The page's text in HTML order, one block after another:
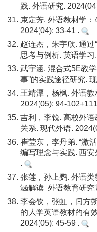
践. 外语研究.
31. 束定芳. 外语教材学
2024(04): 33-41 .
32. 赵连杰，朱宇欣. 通过
思考与例析. 英语学习
33. 武宇涵. 混合式5E教
事”的实践途径研究.
34. 王靖潭，杨枫. 外语
2024(05): 94-
35. 吉利，李锐. 高校外
关系. 现代外语.
36. 崔莹东，李丹弟. “激
编写理念与实践. 西
.
37. 张莲，孙上鹦. 外语
涵解读. 外语教育研究
38. 李会钦，张虹，闫方
的大学英语教材的有
2024(05): 45-59 .